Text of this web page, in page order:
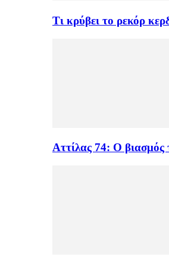
Τι κρύβει το ρεκόρ
Αττίλας 74: Ο